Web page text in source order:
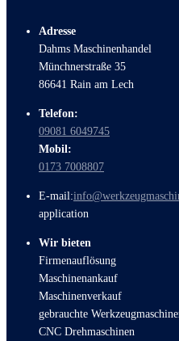
Adresse
Dahms Maschinenhandel
Münchnerstraße 35
86641 Rain am Lech
Telefon:
09081 6049745
Mobil:
0173 7008807
E-mail:
application
Wir bieten
Firmenauflösung
Maschinenankauf
Maschinenverkauf
gebrauchte
CNC Drehmaschinen